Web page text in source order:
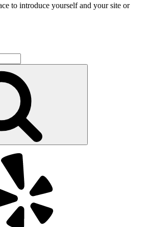
to introduce yourself and your site or